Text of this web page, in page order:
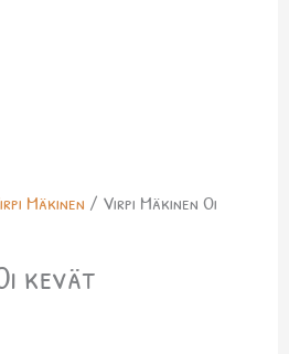
Mäkinen / Virpi Mäkinen Oi
kevät